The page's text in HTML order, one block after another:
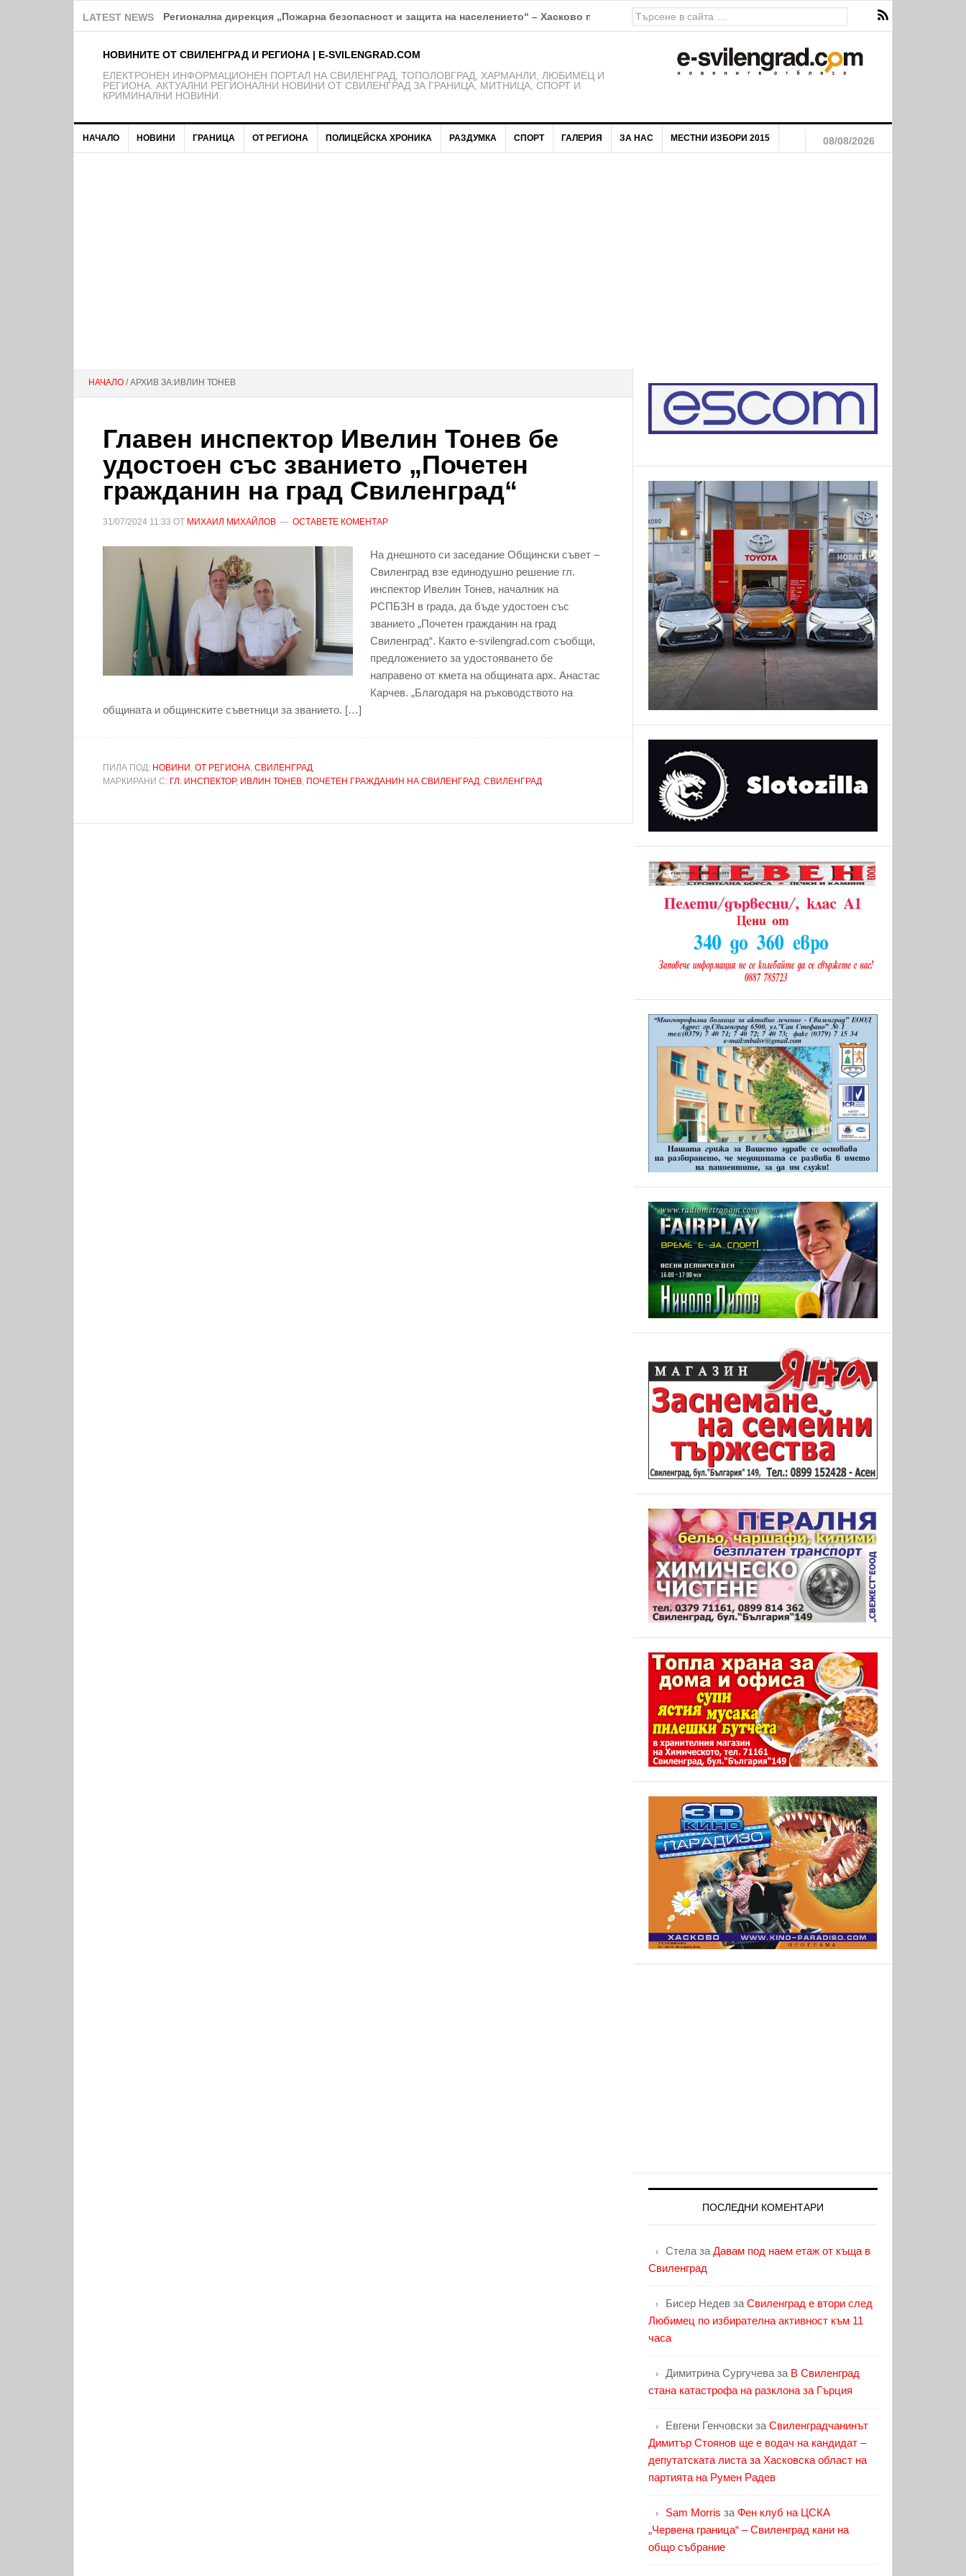
LATEST NEWS Регионална дирекция „Пожарна безопасност и защита на населението“ – Хасково предупреждава за екстремен риск от пожари
НОВИНИТЕ ОТ СВИЛЕНГРАД И РЕГИОНА | E-SVILENGRAD.COM
EЛЕКТРОНЕН ИНФОРМАЦИОНЕН ПОРТАЛ НА СВИЛЕНГРАД, ТОПОЛОВГРАД, ХАРМАНЛИ, ЛЮБИМЕЦ И
РЕГИОНА. АКТУАЛНИ РЕГИОНАЛНИ НОВИНИ ОТ СВИЛЕНГРАД ЗА ГРАНИЦА, МИТНИЦА, СПОРТ И
КРИМИНАЛНИ НОВИНИ.
НАЧАЛО НОВИНИ ГРАНИЦА ОТ РЕГИОНА ПОЛИЦЕЙСКА ХРОНИКА РАЗДУМКА СПОРТ ГАЛЕРИЯ ЗА НАС МЕСТНИ ИЗБОРИ 2015 08/08/2026
НАЧАЛО / АРХИВ ЗА:ИВЛИН ТОНЕВ
Главен инспектор Ивелин Тонев бе
удостоен със званието „Почетен
гражданин на град Свиленград“
31/07/2024 11:33 ОТ МИХАИЛ МИХАЙЛОВ ОСТАВЕТЕ КОМЕНТАР
На днешното си заседание Общински съвет –
Свиленград взе единодушно решение гл.
инспектор Ивелин Тонев, началник на
РСПБЗН в града, да бъде удостоен със
званието „Почетен гражданин на град
Свиленград“. Както e-svilengrad.com съобщи,
предложението за удостояването бе
направено от кмета на общината арх. Анастас
Карчев. „Благодаря на ръководството на
общината и общинските съветници за званието. […]
ПИЛА ПОД: НОВИНИ , ОТ РЕГИОНА, СВИЛЕНГРАД
МАРКИРАНИ С: ГЛ. ИНСПЕКТОР, ИВЛИН ТОНЕВ, ПОЧЕТЕН ГРАЖДАНИН НА СВИЛЕНГРАД, СВИЛЕНГРАД
ПОСЛЕДНИ КОМЕНТАРИ
Стела за Давам под наем етаж от къща в
Свиленград
Бисер Недев за Свиленград е втори след
Любимец по избирателна активност към 11
часа
Димитрина Сургучева за В Свиленград
стана катастрофа на разклона за Гърция
Евгени Генчовски за Свиленградчанинът
Димитър Стоянов ще е водач на кандидат –
депутатската листа за Хасковска област на
партията на Румен Радев
Sam Morris за Фен клуб на ЦСКА
„Червена граница“ – Свиленград кани на
общо събрание